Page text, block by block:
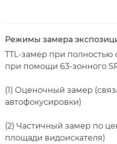
Режимы замера
TTL-замер при полностью
при помощи 63-зонного
(1) Оценочный замер
автофокусировки)
(2) Частичный замер по
площади видоискателя)